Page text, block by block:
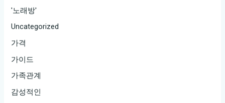
'노래방'
Uncategorized
가격
가이드
가족관계
감성적인